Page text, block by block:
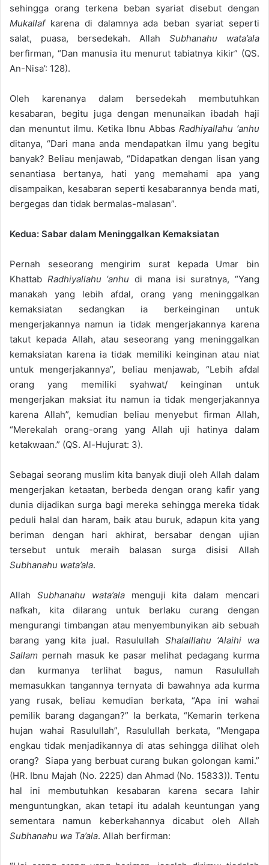
sehingga orang terkena beban syariat disebut dengan
Mukallafkarena di dalamnya ada beban syariat seperti
salat, puasa, bersedekah. Allah Subhanahu wata’ala
berfirman, “Dan manusia itu menurut tabiatnya kikir” (QS.
An-Nisa’: 128).
Oleh karenanya dalam bersedekah membutuhkan
kesabaran, begitu juga dengan menunaikan ibadah haji
dan menuntut ilmu. Ketika Ibnu Abbas Radhiyallahu ‘anhu
ditanya, “Dari mana anda mendapatkan ilmu yang begitu
banyak? Beliau menjawab, “Didapatkan dengan lisan yang
senantiasa bertanya, hati yang memahami apa yang
disampaikan, kesabaran seperti kesabarannya benda mati,
bergegas dan tidak bermalas-malasan”.
Kedua: Sabar dalam Meninggalkan Kemaksiatan
Pernah seseorang mengirim surat kepada Umar bin
Khattab Radhiyallahu ‘anhu di mana isi suratnya, “Yang
manakah yang lebih afdal, orang yang meninggalkan
kemaksiatan sedangkan ia berkeinginan untuk
mengerjakannya namun ia tidak mengerjakannya karena
takut kepada Allah, atau seseorang yang meninggalkan
kemaksiatan karena ia tidak memiliki keinginan atau niat
untuk mengerjakannya”, beliau menjawab, “Lebih afdal
orang yang memiliki syahwat/ keinginan untuk
mengerjakan maksiat itu namun ia tidak mengerjakannya
karena Allah”, kemudian beliau menyebut firman Allah,
“Merekalah orang-orang yang Allah uji hatinya dalam
ketakwaan.” (QS. Al-Hujurat: 3).
Sebagai seorang muslim kita banyak diuji oleh Allah dalam
mengerjakan ketaatan, berbeda dengan orang kafir yang
dunia dijadikan surga bagi mereka sehingga mereka tidak
peduli halal dan haram, baik atau buruk, adapun kita yang
beriman dengan hari akhirat, bersabar dengan ujian
tersebut untuk meraih balasan surga disisi Allah
Subhanahu wata’ala.
Allah Subhanahu wata’alamenguji kita dalam mencari
nafkah, kita dilarang untuk berlaku curang dengan
mengurangi timbangan atau menyembunyikan aib sebuah
barang yang kita jual. Rasulullah Shalalllahu ‘Alaihi wa
Sallam pernah masuk ke pasar melihat pedagang kurma
dan kurmanya terlihat bagus, namun Rasulullah
memasukkan tangannya ternyata di bawahnya ada kurma
yang rusak, beliau kemudian berkata, “Apa ini wahai
pemilik barang dagangan?” Ia berkata, “Kemarin terkena
hujan wahai Rasulullah”, Rasulullah berkata, “Mengapa
engkau tidak menjadikannya di atas sehingga dilihat oleh
orang? Siapa yang berbuat curang bukan golongan kami.”
(HR. Ibnu Majah (No. 2225) dan Ahmad (No. 15833)). Tentu
hal ini membutuhkan kesabaran karena secara lahir
menguntungkan, akan tetapi itu adalah keuntungan yang
sementara namun keberkahannya dicabut oleh Allah
Subhanahu wa Ta’ala. Allah berfirman: